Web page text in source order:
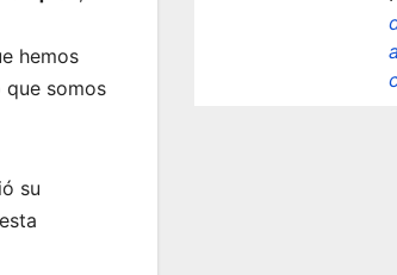
hemos
que somos
su